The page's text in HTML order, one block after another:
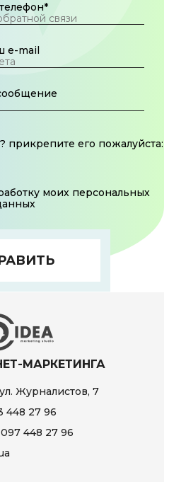
e-mail
прикрепите его пожалуйста:
моих персональных
МАРКЕТИНГА
Журналистов, 7
448 27 96
448 27 96